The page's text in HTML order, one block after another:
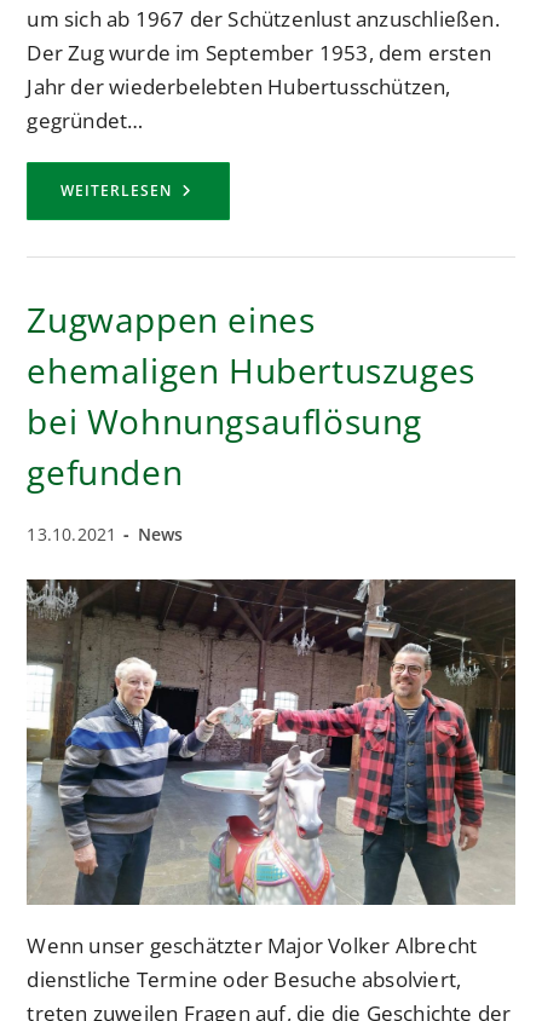
um sich ab 1967 der Schützenlust anzuschließen.
Der Zug wurde im September 1953, dem ersten
Jahr der wiederbelebten Hubertusschützen,
gegründet…
WEITERLESEN DER
HUBERTUSZUG
HIRSCH“
Zugwappen eines
ehemaligen Hubertuszuges
bei Wohnungsauflösung
gefunden
Beitrag
13.10.2021
Beitrags-
News
Wenn unser geschätzter Major Volker Albrecht
dienstliche Termine oder Besuche absolviert,
treten zuweilen Fragen auf, die die Geschichte der